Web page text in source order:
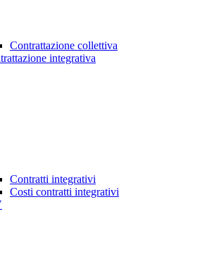
Contrattazione collettiva
integrativa
Contratti integrativi
Costi contratti integrativi